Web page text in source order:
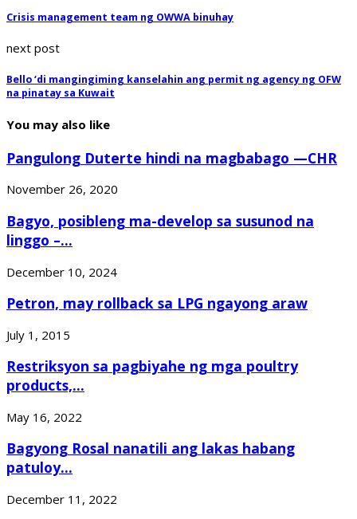
Crisis management team ng OWWA binuhay
next post
Bello ‘di mangingiming kanselahin ang permit ng agency ng OFW
na pinatay sa Kuwait
You may also like
Pangulong Duterte hindi na magbabago —CHR
November 26, 2020
Bagyo, posibleng ma-develop sa susunod na
linggo –...
December 10, 2024
Petron, may rollback sa LPG ngayong araw
July 1, 2015
Restriksyon sa pagbiyahe ng mga poultry
products,...
May 16, 2022
Bagyong Rosal nanatili ang lakas habang
patuloy...
December 11, 2022